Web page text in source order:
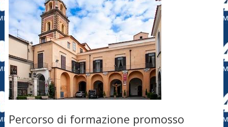
Percorso di formazione promosso